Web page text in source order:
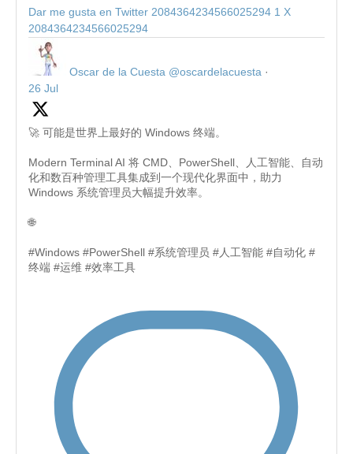
Dar me gusta en Twitter 2084364234566025294 1 X
2084364234566025294
Oscar de la Cuesta @oscardelacuesta ·
26 Jul
🚀 可能是世界上最好的 Windows 终端。
Modern Terminal AI 将 CMD、PowerShell、人工智能、自动
化和数百种管理工具集成到一个现代化界面中，助力
Windows 系统管理员大幅提升效率。
🌐
#Windows #PowerShell #系统管理员 #人工智能 #自动化 #
终端 #运维 #效率工具